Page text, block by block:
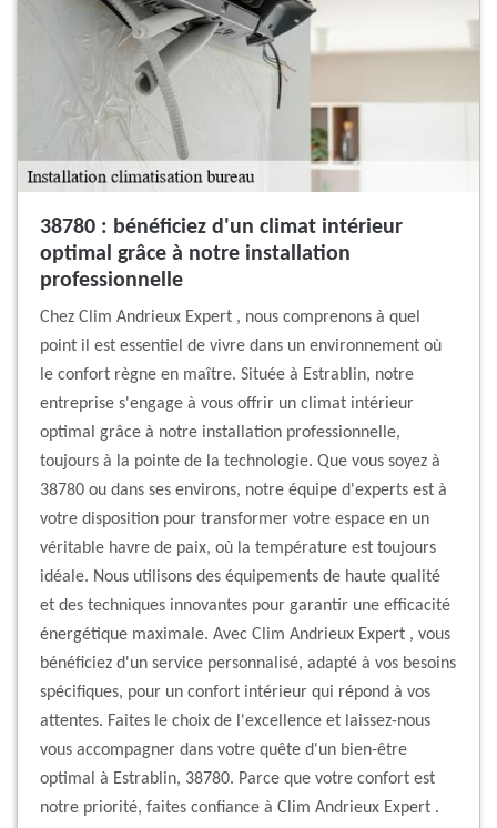
38780 : bénéficiez d'un climat intérieur
optimal grâce à notre installation
professionnelle
Chez Clim Andrieux Expert , nous comprenons à quel
point il est essentiel de vivre dans un environnement où
le confort règne en maître. Située à Estrablin, notre
entreprise s'engage à vous offrir un climat intérieur
optimal grâce à notre installation professionnelle,
toujours à la pointe de la technologie. Que vous soyez à
38780 ou dans ses environs, notre équipe d'experts est à
votre disposition pour transformer votre espace en un
véritable havre de paix, où la température est toujours
idéale. Nous utilisons des équipements de haute qualité
et des techniques innovantes pour garantir une efficacité
énergétique maximale. Avec Clim Andrieux Expert , vous
bénéficiez d'un service personnalisé, adapté à vos besoins
spécifiques, pour un confort intérieur qui répond à vos
attentes. Faites le choix de l'excellence et laissez-nous
vous accompagner dans votre quête d'un bien-être
optimal à Estrablin, 38780. Parce que votre confort est
notre priorité, faites confiance à Clim Andrieux Expert .